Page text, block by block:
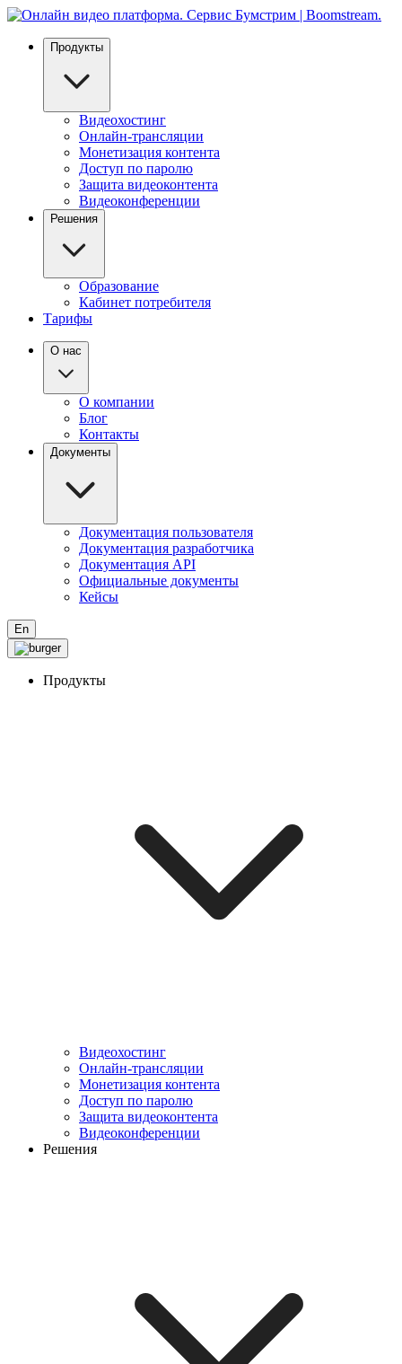
Продукты
Видеохостинг
Онлайн-трансляции
Монетизация контента
Доступ по паролю
Защита видеоконтента
Видеоконференции
Решения
Образование
Кабинет потребителя
Тарифы
О нас
О компании
Блог
Контакты
Документы
Документация пользователя
Документация разработчика
Документация API
Официальные документы
Кейсы
En
Продукты
Видеохостинг
Онлайн-трансляции
Монетизация контента
Доступ по паролю
Защита видеоконтента
Видеоконференции
Решения